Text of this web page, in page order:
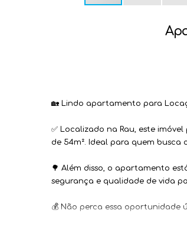
🏡 Lindo apartamento para
✅ Localizado na Rau, este
de 54m². Ideal para quem
🌳 Além disso, o apartamento
segurança e qualidade de vida
💰 Não perca essa
pessoalmente esse encantador